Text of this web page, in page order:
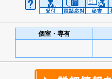
個室・専有